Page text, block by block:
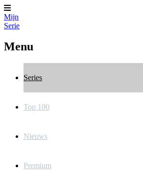
Mijn
Serie
Menu
Series
Top 100
Nieuws
Premium